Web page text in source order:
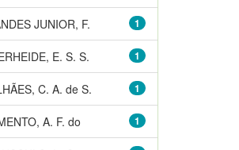
1
JUNIOR, F.
1
E. S. S.
1
C. A. de S.
1
A. F. do